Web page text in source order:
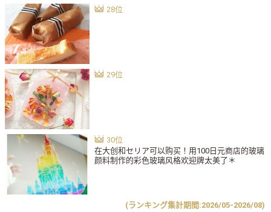
在大创和セリア可以购买！用100日元商店的玻璃
颜料制作的彩色玻璃风格欢迎牌太美了＊
(ランキング集計期間:2026/05-2026/08)